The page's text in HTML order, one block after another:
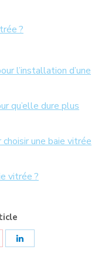
?
l’installation d’une
qu’elle dure plus
une baie vitrée
vitrée ?